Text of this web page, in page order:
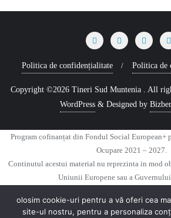
Politica de confidențialitate Politica de
Copyright ©2026 Tineri Sud Muntenia . All
WordPress & Designed by
Program cofinanțat din Fondul Social European+
Ocupare 2021 – 2027.
Continutul acestui material nu reprezinta in mod
Uniunii Europene sau a
Europeană, vă invităm să vizitați
olosim cookie-uri pentru a vă oferi cea
site-ul nostru, pentru a personaliza